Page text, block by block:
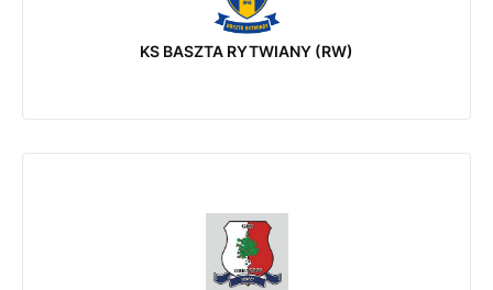
KS BASZTA RYTWIANY (RW)